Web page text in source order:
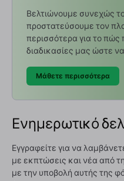
Βελτιώνουμε συνεχώς
προστατεύσουμε τον
περισσότερα για το πώς
διαδικασίες μας ώστε
Μάθετε περισσότερα
Ενημερωτικό
Εγγραφείτε για να
με εκπτώσεις και νέα από
με την υποβολή αυτής της